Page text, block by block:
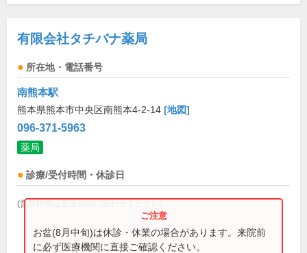
有限会社タチバナ薬局
所在地・電話番号
南熊本駅
熊本県熊本市中央区南熊本4-2-14 [地図]
096-371-5963
薬局
診療/受付時間・休診日
(営業時間は直接お問い合わせください)
お盆(8月中旬)は休診・休業の場合があります。来院前
に必ず医療機関に直接ご確認ください。